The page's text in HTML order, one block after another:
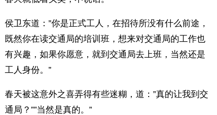
侯卫东道：”你是正式工人，在招待所没有什么前途，
既然你在读交通局的培训班，想来对交通局的工作也
有兴趣，如果你愿意，就到交通局去上班，当然还是
工人身份。”
春天被这意外之喜弄得有些迷糊，道：”真的让我到交
通局？””当然是真的。”